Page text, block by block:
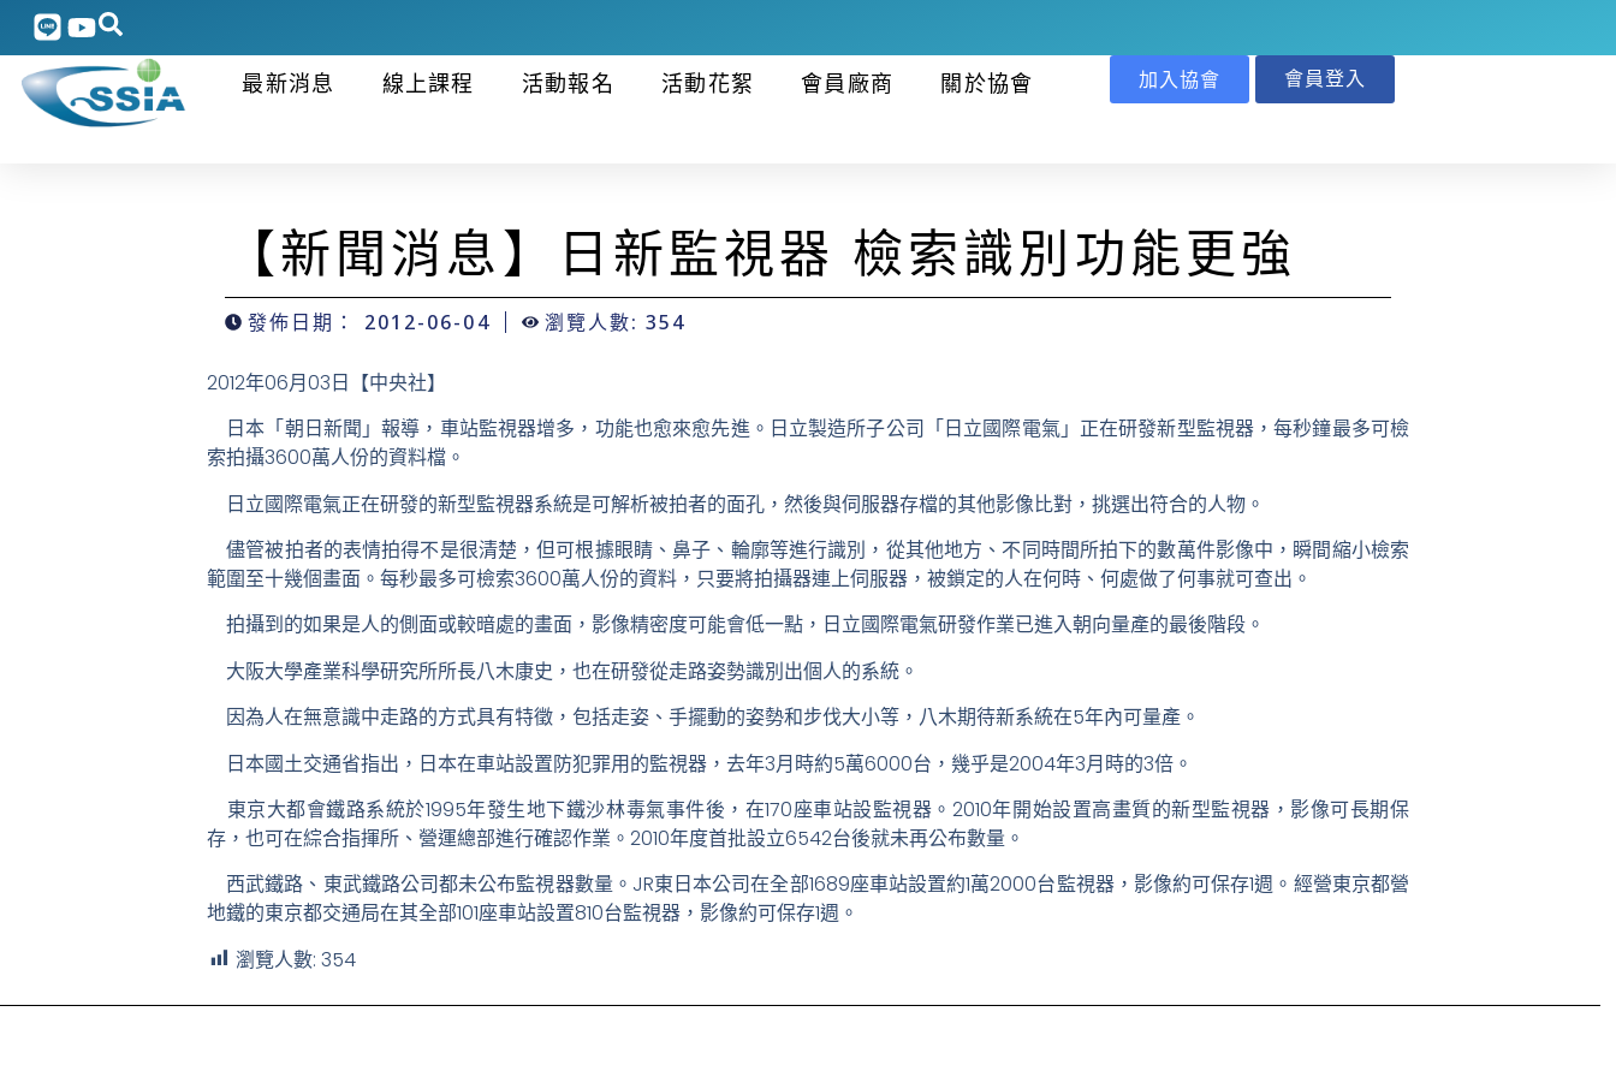
最新消息 線上課程 活動報名 活動花絮 會員廠商 關於協會 加入協會 會員登入
【新聞消息】日新監視器 檢索識別功能更強
發佈日期： 2012-06-04 瀏覽人數: 354
2012年06月03日 【中央社】
日本「朝日新聞」報導，車站監視器增多，功能也愈來愈先進。日立製造所子公司「日立國際電氣」正在研發新型監視器，每秒鐘最多可檢
索拍攝3600萬人份的資料檔。
日立國際電氣正在研發的新型監視器系統是可解析被拍者的面孔，然後與伺服器存檔的其他影像比對，挑選出符合的人物。
儘管被拍者的表情拍得不是很清楚，但可根據眼睛、鼻子、輪廓等進行識別，從其他地方、不同時間所拍下的數萬件影像中，瞬間縮小檢索
範圍至十幾個畫面。每秒最多可檢索3600萬人份的資料，只要將拍攝器連上伺服器，被鎖定的人在何時、何處做了何事就可查出。
拍攝到的如果是人的側面或較暗處的畫面，影像精密度可能會低一點，日立國際電氣研發作業已進入朝向量產的最後階段。
大阪大學產業科學研究所所長八木康史，也在研發從走路姿勢識別出個人的系統。
因為人在無意識中走路的方式具有特徵，包括走姿、手擺動的姿勢和步伐大小等，八木期待新系統在5年內可量產。
日本國土交通省指出，日本在車站設置防犯罪用的監視器，去年3月時約5萬6000台，幾乎是2004年3月時的3倍。
東京大都會鐵路系統於1995年發生地下鐵沙林毒氣事件後，在170座車站設監視器。2010年開始設置高畫質的新型監視器，影像可長期保
存，也可在綜合指揮所、營運總部進行確認作業。2010年度首批設立6542台後就未再公布數量。
西武鐵路、東武鐵路公司都未公布監視器數量。JR東日本公司在全部1689座車站設置約1萬2000台監視器，影像約可保存1週。經營東京都營
地鐵的東京都交通局在其全部101座車站設置810台監視器，影像約可保存1週。
瀏覽人數: 354